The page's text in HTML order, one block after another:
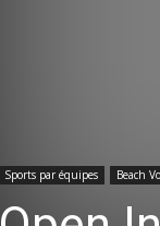
Sports par équipes Beach